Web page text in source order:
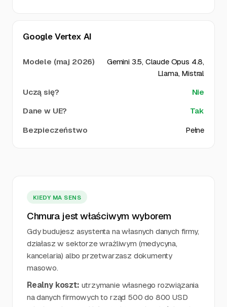
Google Vertex AI
Gemini 3.5, Claude Opus 4.8,
Llama, Mistral
Nie
Tak
Pełne
KIEDY MA SENS
Chmura jest właściwym wyborem
Gdy budujesz asystenta na własnych danych firmy,
działasz w sektorze wrażliwym (medycyna,
kancelaria) albo przetwarzasz dokumenty
masowo.
Realny koszt: utrzymanie własnego rozwiązania
na danych firmowych to rząd 500 do 800 USD